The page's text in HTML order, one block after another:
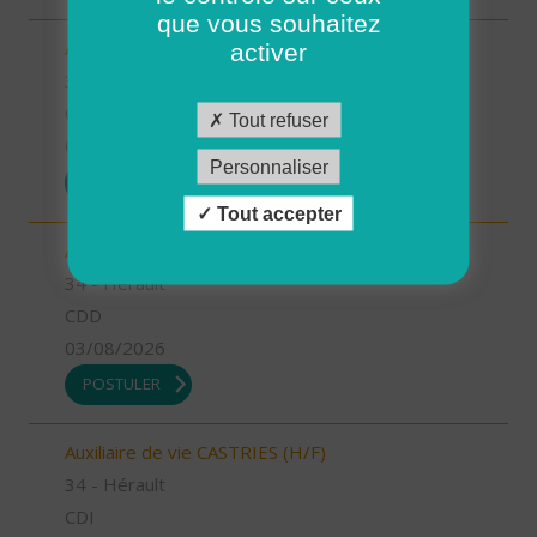
Auxiliaire de vie GANGES (H/F)
Aide à domicile CASTRIES (H/F)
34 - Hérault
CDD
03/08/2026
POSTULER
Auxiliaire de vie CASTRIES (H/F)
34 - Hérault
CDI
que vous souhaitez
activer
Tout refuser
Personnaliser
Tout accepter